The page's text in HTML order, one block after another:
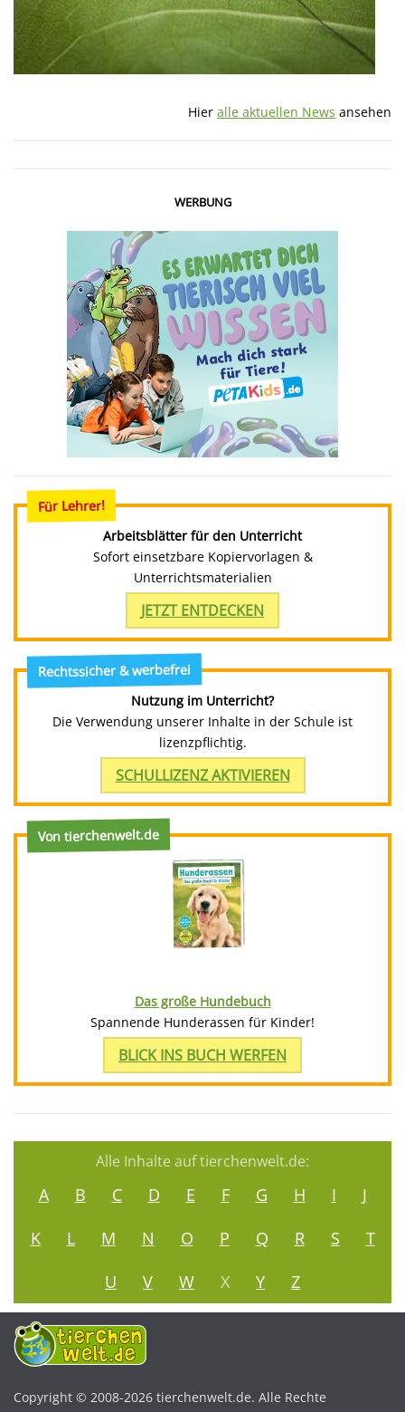
Hier alle aktuellen News ansehen
WERBUNG
Für Lehrer!
Arbeitsblätter für den Unterricht
Sofort einsetzbare Kopiervorlagen &
Unterrichtsmaterialien
JETZT ENTDECKEN
Rechtssicher & werbefrei
Nutzung im Unterricht?
Die Verwendung unserer Inhalte in der Schule ist
lizenzpflichtig.
SCHULLIZENZ AKTIVIEREN
Von tierchenwelt.de
Das große Hundebuch
Spannende Hunderassen für Kinder!
BLICK INS BUCH WERFEN
Alle Inhalte auf tierchenwelt.de:
A B C D E F G H I
J
K
L M N O P Q R S
T
U
V W X Y Z
Copyright © 2008-2026 tierchenwelt.de. Alle Rechte